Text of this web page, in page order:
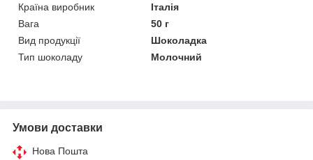
Країна виробник
Італія
Вага
50 г
Вид продукції
Шоколадка
Тип шоколаду
Молочний
Умови доставки
Нова Пошта